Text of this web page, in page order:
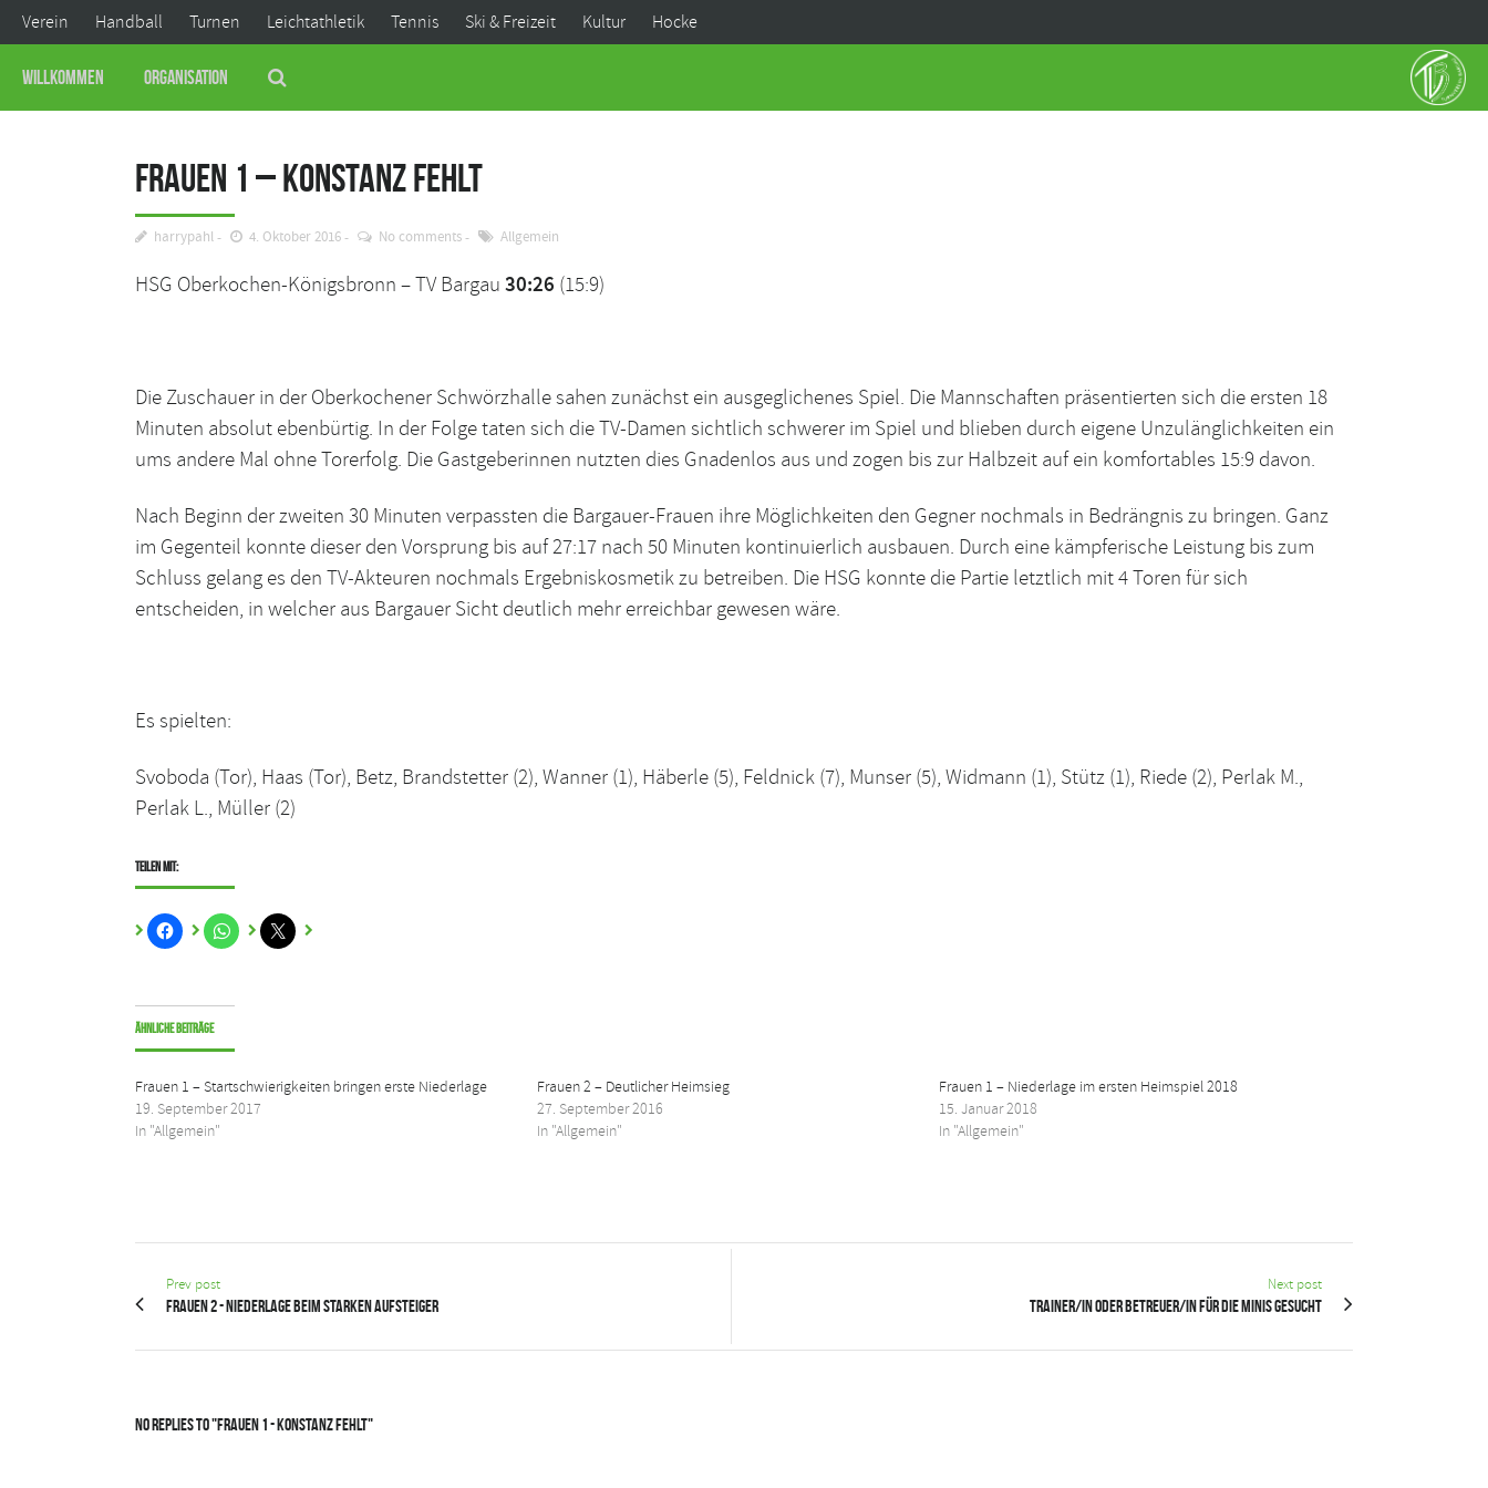
Verein Handball Turnen Leichtathletik Tennis Ski & Freizeit Kultur Hocke
Willkommen Organisation
Frauen 1 – Konstanz fehlt
harrypahl 4. Oktober 2016 No comments Allgemein
HSG Oberkochen-Königsbronn – TV Bargau 30:26 (15:9)
Die Zuschauer in der Oberkochener Schwörzhalle sahen zunächst ein ausgeglichenes Spiel. Die Mannschaften präsentierten sich die ersten 18
Minuten absolut ebenbürtig. In der Folge taten sich die TV-Damen sichtlich schwerer im Spiel und blieben durch eigene Unzulänglichkeiten ein
ums andere Mal ohne Torerfolg. Die Gastgeberinnen nutzten dies Gnadenlos aus und zogen bis zur Halbzeit auf ein komfortables 15:9 davon.
Nach Beginn der zweiten 30 Minuten verpassten die Bargauer-Frauen ihre Möglichkeiten den Gegner nochmals in Bedrängnis zu bringen. Ganz
im Gegenteil konnte dieser den Vorsprung bis auf 27:17 nach 50 Minuten kontinuierlich ausbauen. Durch eine kämpferische Leistung bis zum
Schluss gelang es den TV-Akteuren nochmals Ergebniskosmetik zu betreiben. Die HSG konnte die Partie letztlich mit 4 Toren für sich
entscheiden, in welcher aus Bargauer Sicht deutlich mehr erreichbar gewesen wäre.
Es spielten:
Svoboda (Tor), Haas (Tor), Betz, Brandstetter (2), Wanner (1), Häberle (5), Feldnick (7), Munser (5), Widmann (1), Stütz (1), Riede (2), Perlak M.,
Perlak L., Müller (2)
Teilen mit:
Ähnliche Beiträge
Frauen 1 – Startschwierigkeiten bringen erste Niederlage
19. September 2017
In "Allgemein"
Frauen 2 – Deutlicher Heimsieg
27. September 2016
In "Allgemein"
Frauen 1 – Niederlage im ersten Heimspiel 2018
15. Januar 2018
In "Allgemein"
Prev post
Frauen 2 - Niederlage beim starken Aufsteiger
Next post
Trainer/in oder Betreuer/in für die Minis gesucht
No Replies to "Frauen 1 - Konstanz fehlt"